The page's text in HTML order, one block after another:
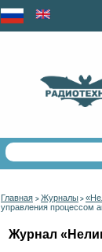
Главная > Журналы >
управления процессом
Журнал